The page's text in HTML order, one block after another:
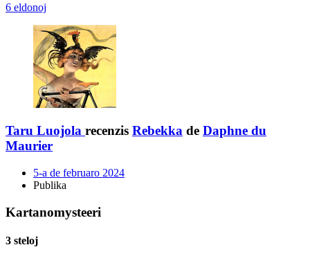
6 eldonoj
Taru Luojola recenzis Rebekka de Daphne du
Maurier
5-a de februaro 2024
Publika
Kartanomysteeri
3 steloj